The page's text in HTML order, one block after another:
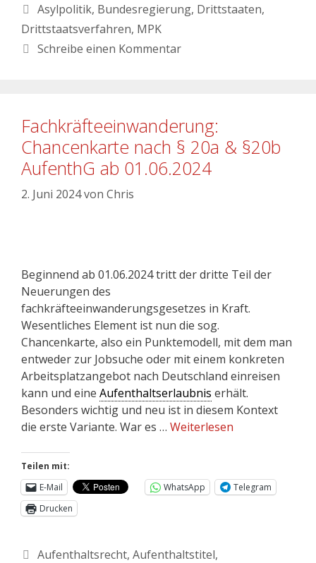
Asylpolitik, Bundesregierung, Drittstaaten,
Drittstaatsverfahren, MPK
Schreibe einen Kommentar
Fachkräfteeinwanderung:
Chancenkarte nach § 20a & §20b
AufenthG ab 01.06.2024
2. Juni 2024von Chris
Beginnend ab 01.06.2024 tritt der dritte Teil der
Neuerungen des
fachkräfteeinwanderungsgesetzes in Kraft.
Wesentliches Element ist nun die sog.
Chancenkarte, also ein Punktemodell, mit dem man
entweder zur Jobsuche oder mit einem konkreten
Arbeitsplatzangebot nach Deutschland einreisen
kann und eine Aufenthaltserlaubnis erhält.
Besonders wichtig und neu ist in diesem Kontext
die erste Variante. War es … Weiterlesen
Teilen mit:
E-Mail
WhatsApp
Telegram
Drucken
Aufenthaltsrecht, Aufenthaltstitel,